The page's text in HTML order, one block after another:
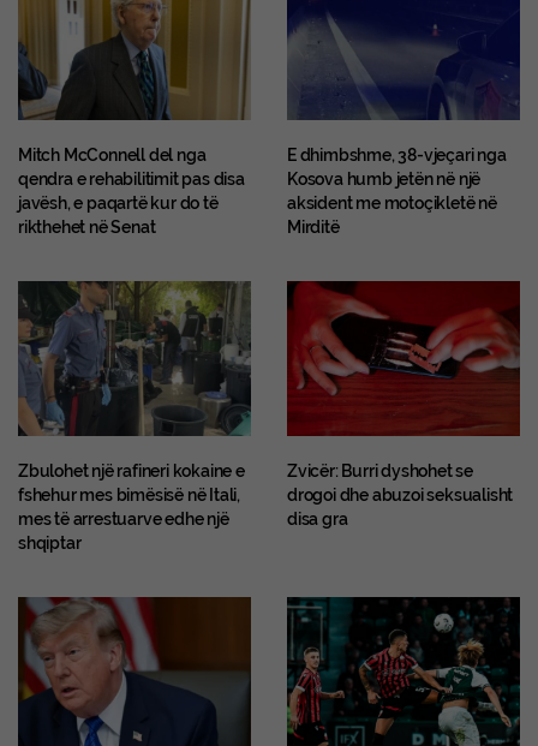
Mitch McConnell del nga
qendra e rehabilitimit pas disa
javësh, e paqartë kur do të
rikthehet në Senat
E dhimbshme, 38-vjeçari nga
Kosova humb jetën në një
aksident me motoçikletë në
Mirditë
Zbulohet një rafineri kokaine e
fshehur mes bimësisë në Itali,
mes të arrestuarve edhe një
shqiptar
Zvicër: Burri dyshohet se
drogoi dhe abuzoi seksualisht
disa gra